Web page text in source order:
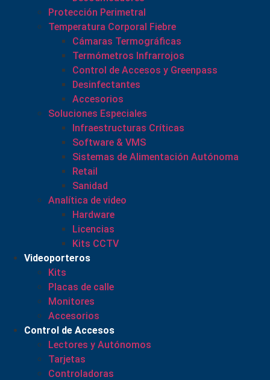
Protección Perimetral
Temperatura Corporal Fiebre
Cámaras Termográficas
Termómetros Infrarrojos
Control de Accesos y Greenpass
Desinfectantes
Accesorios
Soluciones Especiales
Infraestructuras Críticas
Software & VMS
Sistemas de Alimentación Autónoma
Retail
Sanidad
Analítica de video
Hardware
Licencias
Kits CCTV
Videoporteros
Kits
Placas de calle
Monitores
Accesorios
Control de Accesos
Lectores y Autónomos
Tarjetas
Controladoras